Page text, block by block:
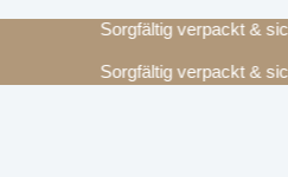
Sorgfältig verpackt &
Sorgfältig verpackt &